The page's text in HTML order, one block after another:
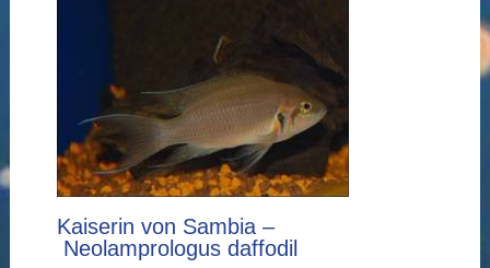
Kaiserin von Sambia –
Neolamprologus daffodil